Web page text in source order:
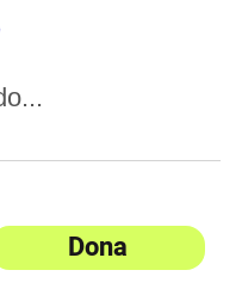
Dona